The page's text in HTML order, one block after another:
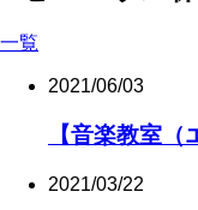
一覧
2021/06/03
【音楽教室
2021/03/22